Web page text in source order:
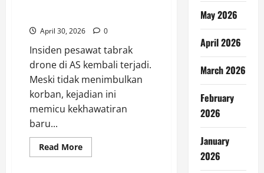
April 30, 2026 0
Insiden pesawat tabrak
drone di AS kembali terjadi.
Meski tidak menimbulkan
korban, kejadian ini
memicu kekhawatiran
baru...
Read MoreRead
more
May 2026
April 2026
March 2026
February
2026
January
2026